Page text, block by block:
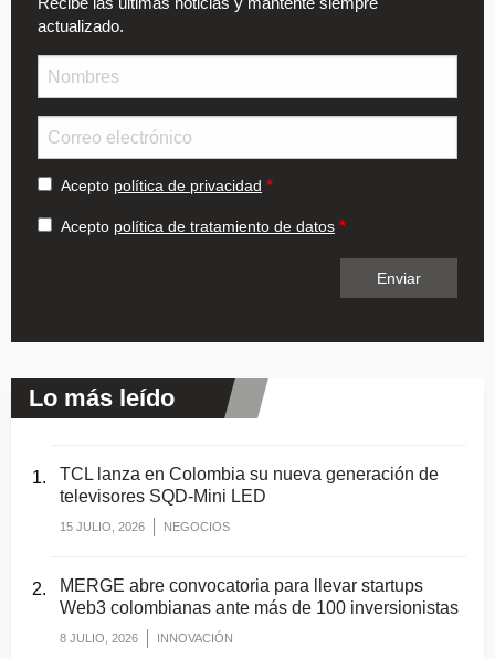
actualizado.
Acepto política de privacidad
Acepto política de tratamiento de datos
Lo más leído
TCL lanza en Colombia su nueva generación de
televisores SQD-Mini LED
15 JULIO, 2026 NEGOCIOS
MERGE abre convocatoria para llevar startups
Web3 colombianas ante más de 100 inversionistas
8 JULIO, 2026 INNOVACIÓN